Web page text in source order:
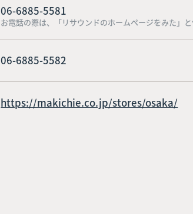
06-6885-5581
お電話の際は、「リサウンドのホームページをみた」と
06-6885-5582
https://makichie.co.jp/stores/osaka/